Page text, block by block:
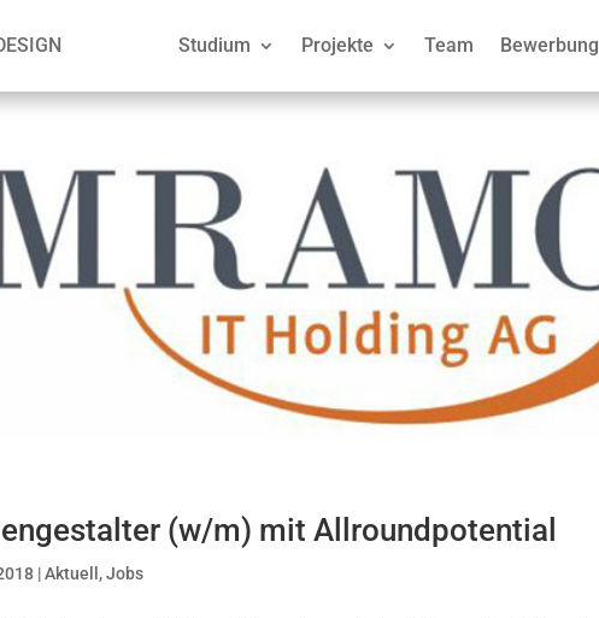
Studium Projekte Team Bewerbung
(w/m) mit Allroundpotential
|Aktuell,Jobs